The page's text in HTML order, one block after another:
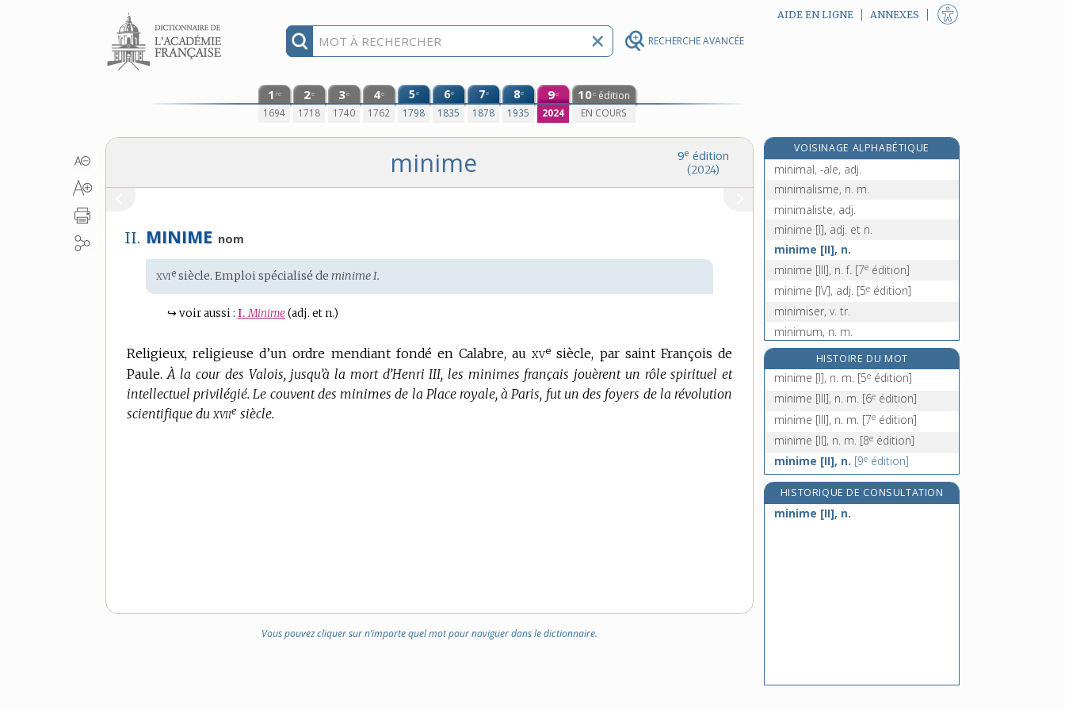
RECHERCHE AVANCÉE
Aller au contenu AIDE EN LIGNE ANNEXES
1 re
1694
2e
1718
3e
1740
4e
1762
5e
1798
6e
1835
7e
1878
8e
1935
9e
2024
10e édition
EN COURS
9e édition
(2024)
minime
II. MINIME nom
Étymologie
:
xvie siècle. Emploi spécialisé deminime I.
↪ voir aussi : I.Minime(adj. et n.)
Religieux, religieuse d’un ordre mendiant fondé en Calabre, auxve siècle, par saint François de
Paule. À la cour des Valois, jusqu’à la mort d’Henri III, les minimes français jouèrent un rôle spirituel et
intellectuel privilégié. Le couvent des minimes de la Place royale, à Paris, fut un des foyers de la révolution
scientifique du xviie siècle.
Vous pouvez cliquer sur n’importe quel mot pour naviguer dans le dictionnaire.
VOISINAGE ALPHABÉTIQUE
minima (a) [II], loc. adv.
minimal, -ale, adj.
minimalisme, n. m.
minimaliste, adj.
minime [I], adj. et n.
minime [II], n.
minime [III], n. f. [7e édition]
minime [IV], adj. [5e édition]
minimiser, v. tr.
minimum, n. m.
ministère, n. m.
ministériat, n. m.
ministériel, -ielle, adj.
ministériellement, adv. [7
édition]
ministrable, adj.
HISTOIRE DU MOT
minime [I], n. m. [5e édition]
minime [III], n. m. [6e édition]
minime [III], n. m. [7e édition]
minime [II], n. m. [8e édition]
minime [II], n. [9e édition]
HISTORIQUE DE CONSULTATION
minime [II], n.